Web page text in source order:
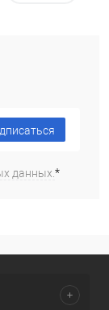
данных.*